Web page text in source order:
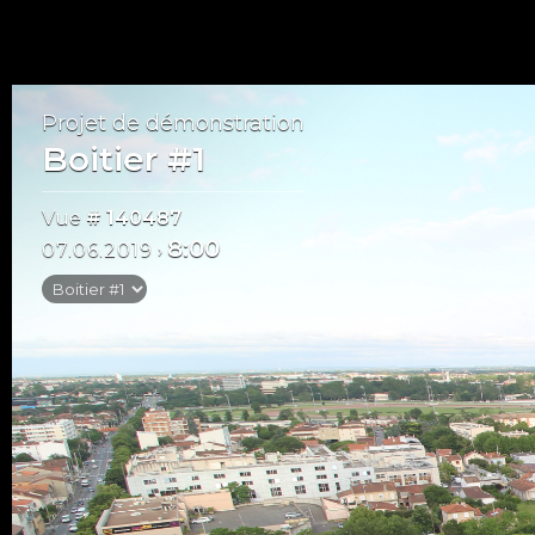
Projet de démonstration
Boitier #1
Vue # 140487
07.06.2019 › 8:00
Juin 2019